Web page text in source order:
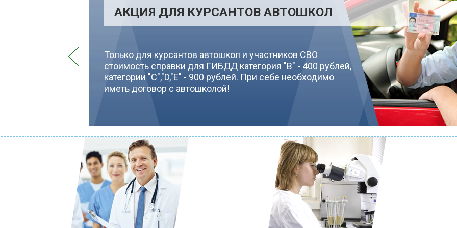
АКЦИЯ ДЛЯ КУРСАНТОВ АВТОШКОЛ
Только для курсантов автошкол и участников СВО
стоимость справки для ГИБДД категория "В" - 400 рублей,
категории "С","D,"E" - 900 рублей. При себе необходимо
иметь договор с автошколой!